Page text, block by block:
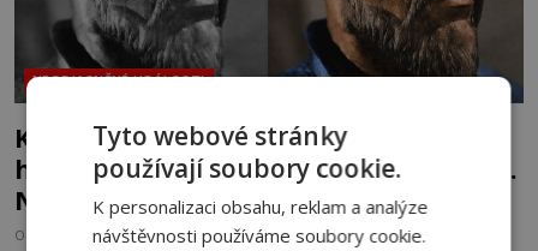
NEOBJASNĚNÉ UDÁLOSTI
Kletba Tamerlánovy hrobky: Otevřeli
hrob a za dva dny začala invaze do SSSR.
Náhoda, nebo varování?
OD HELENA STEJSKALOVÁ 4.8.2026 3.1TIS
Tyto webové stránky
používají soubory cookie.
K personalizaci obsahu, reklam a analýze
návštěvnosti používáme soubory cookie.